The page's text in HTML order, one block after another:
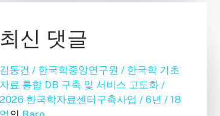
최신 댓글
김동건 / 한국학중앙연구원 / 한국학 기초
자료 통합 DB 구축 및 서비스 고도화 /
2026 한국학자료센터구축사업 / 6년 / 18